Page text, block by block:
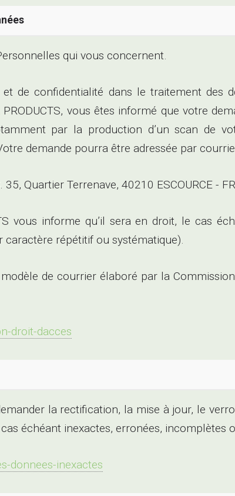
qui vous concernent.
de confidentialité dans le traitement des
vous êtes informé que votre
par la production d’un scan de
demande pourra être adressée par
Quartier Terrenave, 40210 ESCOURCE -
vous informe qu’il sera en droit, le cas
répétitif ou systématique).
de courrier élaboré par la
droit-dacces
la rectification, la mise à jour, le
échéant inexactes, erronées, incomplètes
donnees-inexactes